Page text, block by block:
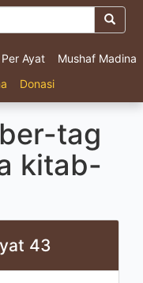
Ayat
Mushaf Madina
Donasi
tag
kitab-
43